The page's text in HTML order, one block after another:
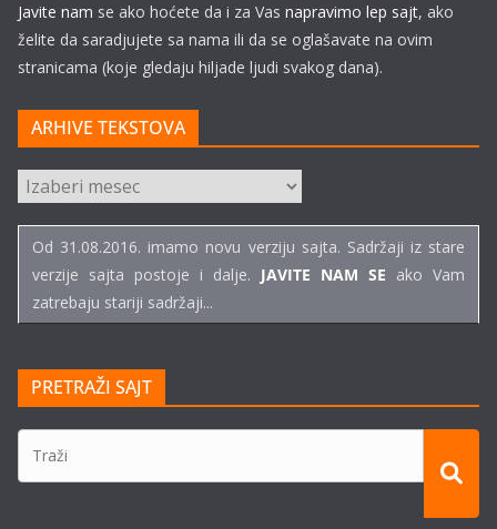
Javite nam se ako hoćete da i za Vas napravimo lep sajt, ako
želite da saradjujete sa nama ili da se oglašavate na ovim
stranicama (koje gledaju hiljade ljudi svakog dana).
ARHIVE TEKSTOVA
ARHIVE
TEKSTOVA
Od 31.08.2016. imamo novu verziju sajta. Sadržaji iz stare
verzije sajta postoje i dalje. JAVITE NAM SE ako Vam
zatrebaju stariji sadržaji...
PRETRAŽI SAJT